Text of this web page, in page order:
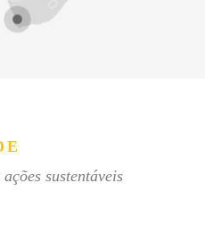
sustentáveis